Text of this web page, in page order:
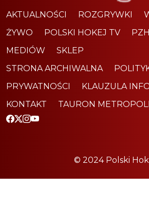
AKTUALNOŚCI ROZGRYWKI
ŻYWO
POLSKI HOKEJ TV
MEDIÓW
SKLEP
STRONA ARCHIWALNA
PRYWATNOŚCI
KLAUZULA
KONTAKT
TAURON
© 2024 Polski